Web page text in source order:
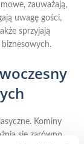
zauważają,
uwagę gości,
sprzyjają
Kominy
się zarówno